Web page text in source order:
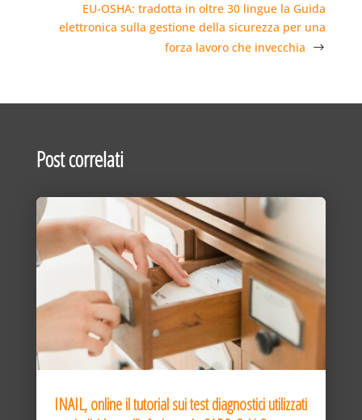
EU-OSHA: tradotta in oltre 30 lingue la Guida
elettronica sulla gestione della sicurezza per una
forza lavoro che invecchia
Post correlati
INAIL, online il tutorial sui test diagnostici utilizzati